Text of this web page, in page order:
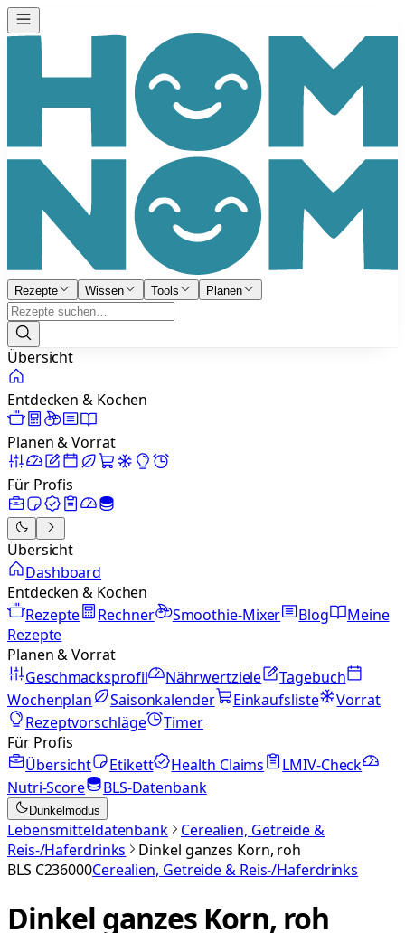
Rezepte Wissen Tools Planen
Übersicht
Entdecken & Kochen
Planen & Vorrat
Für Profis
Übersicht
Dashboard
Entdecken & Kochen
Rezepte
Rechner Smoothie-Mixer Blog
Meine
Rezepte
Planen & Vorrat
Geschmacksprofil
Nährwertziele
Tagebuch
Wochenplan
Saisonkalender Einkaufsliste
Vorrat
Rezeptvorschläge
Timer
Für Profis
Übersicht
Etikett Health Claims
LMIV-Check
Nutri-Score
BLS-Datenbank
Dunkelmodus
Lebensmitteldatenbank
Cerealien, Getreide &
Reis-/Haferdrinks
Dinkel ganzes Korn, roh
BLS C236000Cerealien, Getreide & Reis-/Haferdrinks
Dinkel ganzes Korn, roh